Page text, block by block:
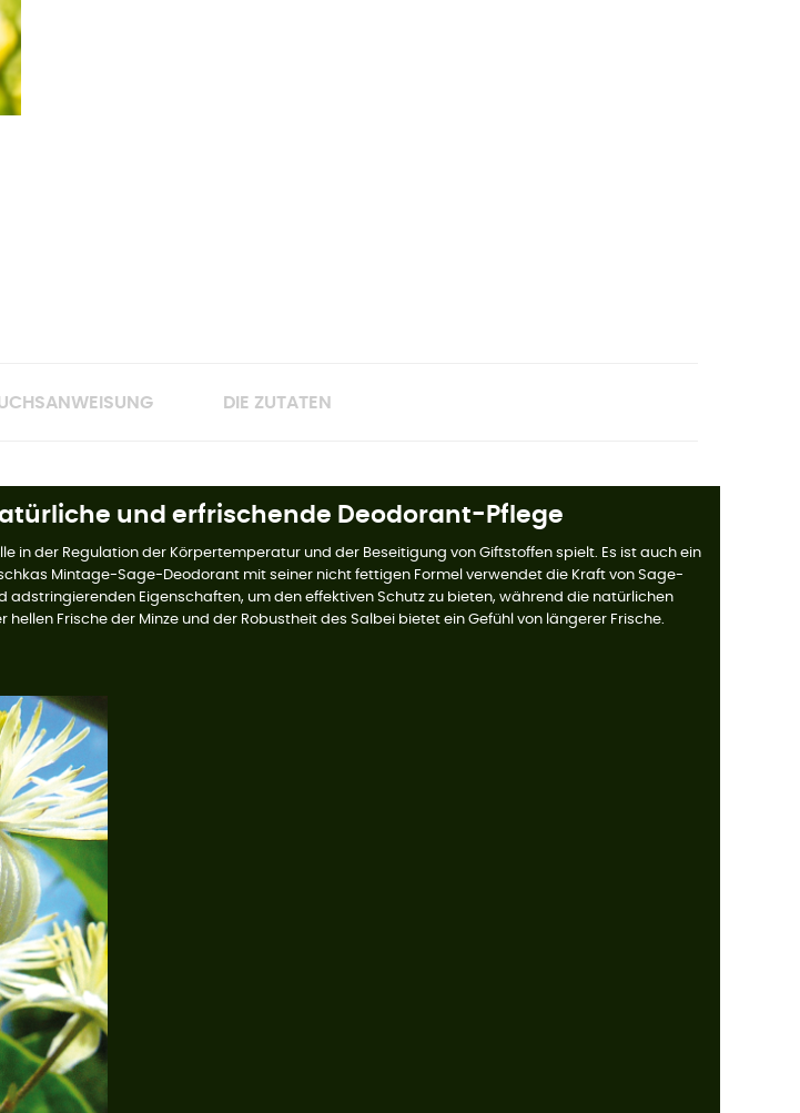
DIE ZUTATEN
und erfrischende Deodorant-Pflege
in der Regulation der Körpertemperatur und der Beseitigung von Giftstoffen spielt. Es ist auch ein
Mintage-Sage-Deodorant mit seiner nicht fettigen Formel verwendet die Kraft von Sage-
Eigenschaften, um den effektiven Schutz zu bieten, während die natürlichen
Frische der Minze und der Robustheit des Salbei bietet ein Gefühl von längerer Frische.